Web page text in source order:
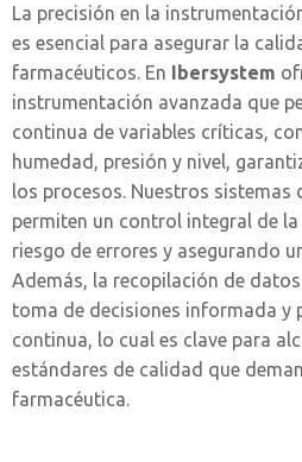
La precisión en la
es esencial para asegurar la
farmacéuticos. En Ibersystem
instrumentación avanzada que
continua de variables críticas,
humedad, presión y nivel,
los procesos. Nuestros sistemas
permiten un control integral de
riesgo de errores y asegurando
Además, la recopilación de
toma de decisiones informada y
continua, lo cual es clave para
estándares de calidad que
farmacéutica.